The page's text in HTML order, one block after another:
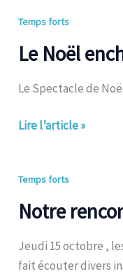
Temps forts
Le Noël
Le Spectacle de
Le
enchanté
Yétou
Lire l’article »
Temps forts
Notre
Jeudi 15 octobre ,
fait écouter divers
Notre
musicale